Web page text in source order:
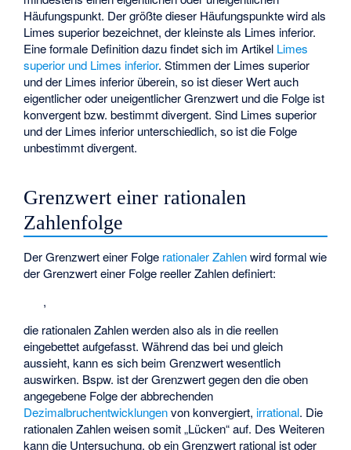
Häufungspunkt. Der größte dieser Häufungspunkte wird als
Limes superior bezeichnet, der kleinste als Limes inferior.
Eine formale Definition dazu findet sich im Artikel Limes
superior und Limes inferior. Stimmen der Limes superior
und der Limes inferior überein, so ist dieser Wert auch
eigentlicher oder uneigentlicher Grenzwert und die Folge ist
konvergent bzw. bestimmt divergent. Sind Limes superior
und der Limes inferior unterschiedlich, so ist die Folge
unbestimmt divergent.
Grenzwert einer rationalen
Zahlenfolge
Der Grenzwert einer Folge rationaler Zahlenwird formal wie
der Grenzwert einer Folge reeller Zahlen definiert:
,
die rationalen Zahlen werden also als in die reellen
eingebettet aufgefasst. Während das bei undgleich
aussieht, kann es sich beim Grenzwertwesentlich
auswirken. Bspw. ist der Grenzwertgegen den die oben
angegebene Folgeder abbrechenden
Dezimalbruchentwicklungenvonkonvergiert, irrational. Die
rationalen Zahlen weisen somit „Lücken“ auf. Des Weiteren
kann die Untersuchung, ob ein Grenzwert rational ist oder